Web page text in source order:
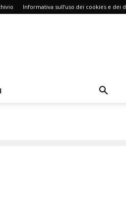
Informativa sull’uso dei cookies e dei